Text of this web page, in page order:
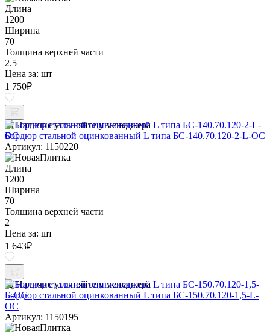
Длина
1200
Ширина
70
Толщина верхней части
2.5
Цена за: шт
1 750₽
Наличие уточняйте у менеджера
Бордюр стальной оцинкованный L типа БС-140.70.120-2-L-ОС
Артикул: 1150220
Длина
1200
Ширина
70
Толщина верхней части
2
Цена за: шт
1 643₽
Наличие уточняйте у менеджера
Бордюр стальной оцинкованный L типа БС-150.70.120-1,5-L-
ОС
Артикул: 1150195